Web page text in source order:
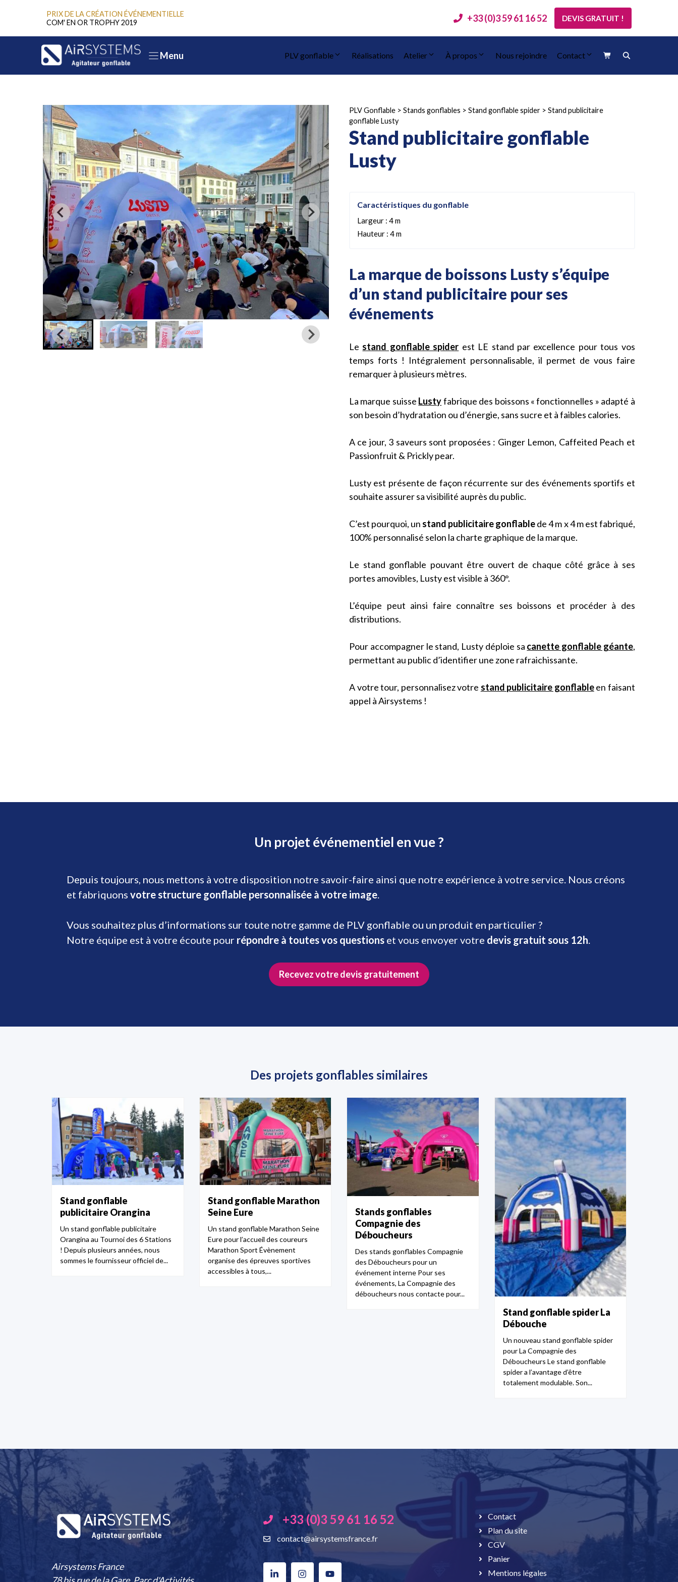
PRIX DE LA CRÉATION ÉVÉNEMENTIELLE
COM' EN OR TROPHY 2019
+33 (0)3 59 61 16 52 DEVIS GRATUIT !
Menu PLV gonflable Réalisations Atelier À propos Nous rejoindre Contact
PLV Gonflable > Stands gonflables > Stand gonflable spider > Stand publicitaire
gonflable Lusty
Stand publicitaire gonflable
Lusty
Caractéristiques du gonflable
Largeur : 4 m
Hauteur : 4 m
La marque de boissons Lusty s’équipe
d’un stand publicitaire pour ses
événements
Le stand gonflable spider est LE stand par excellence pour tous vos
temps forts ! Intégralement personnalisable, il permet de vous faire
remarquer à plusieurs mètres.
La marque suisse Lustyfabrique des boissons « fonctionnelles » adapté à
son besoin d’hydratation ou d’énergie, sans sucre et à faibles calories.
A ce jour, 3 saveurs sont proposées : Ginger Lemon, Caffeited Peach et
Passionfruit & Prickly pear.
Lusty est présente de façon récurrente sur des événements sportifs et
souhaite assurer sa visibilité auprès du public.
C’est pourquoi, un stand publicitaire gonflablede 4 m x 4 m est fabriqué,
100% personnalisé selon la charte graphique de la marque.
Le stand gonflable pouvant être ouvert de chaque côté grâce à ses
portes amovibles, Lusty est visible à 360°.
L’équipe peut ainsi faire connaître ses boissons et procéder à des
distributions.
Pour accompagner le stand, Lusty déploie sa canette gonflable géante,
permettant au public d’identifier une zone rafraichissante.
A votre tour, personnalisez votre stand publicitaire gonflableen faisant
appel à Airsystems !
Un projet événementiel en vue ?
Depuis toujours, nous mettons à votre disposition notre savoir-faire ainsi que notre expérience à votre service. Nous créons
et fabriquons votre structure gonflable personnalisée à votre image.
Vous souhaitez plus d’informations sur toute notre gamme de PLV gonflable ou un produit en particulier ?
Notre équipe est à votre écoute pour répondre à toutes vos questions et vous envoyer votre devis gratuit sous 12h.
Recevez votre devis gratuitement
Des projets gonflables similaires
Stand gonflable
publicitaire Orangina
Un stand gonflable publicitaire
Orangina au Tournoi des 6 Stations
! Depuis plusieurs années, nous
sommes le fournisseur officiel de...
Stand gonflable Marathon
Seine Eure
Un stand gonflable Marathon Seine
Eure pour l’accueil des coureurs
Marathon Sport Évènement
organise des épreuves sportives
accessibles à tous,...
Stands gonflables
Compagnie des
Déboucheurs
Des stands gonflables Compagnie
des Déboucheurs pour un
événement interne Pour ses
événements, La Compagnie des
déboucheurs nous contacte pour...
Stand gonflable spider La
Débouche
Un nouveau stand gonflable spider
pour La Compagnie des
Déboucheurs Le stand gonflable
spider a l’avantage d’être
totalement modulable. Son...
Airsystems France
+33 (0)3 59 61 16 52
contact@airsystemsfrance.fr
Contact
Plan du site
CGV
Panier
Mentions légales